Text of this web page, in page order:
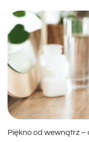
Piękno od wewnątrz